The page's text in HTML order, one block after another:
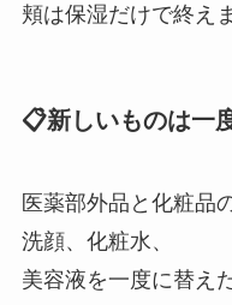
頬は保湿だけで終え
📋新しいものは一
医薬部外品と化粧品
洗顔、化粧水、
美容液を一度に替え